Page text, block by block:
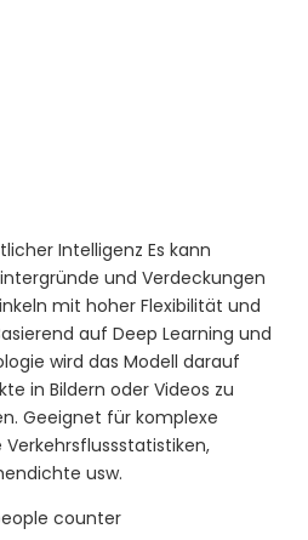
Intelligenz Es kann
und Verdeckungen
mit hoher Flexibilität und
auf Deep Learning und
wird das Modell darauf
in Bildern oder Videos zu
Geeignet für komplexe
usw.